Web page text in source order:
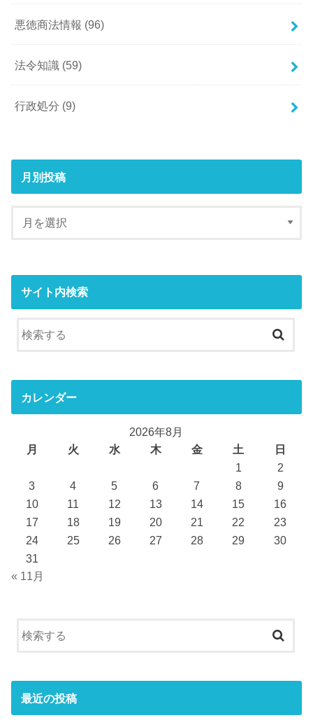
悪徳商法情報 (96)
法令知識 (59)
行政処分 (9)
月別投稿
サイト内検索
カレンダー
2026年8月
月
火 水 木 金 土
日
1
2
3
4 5 6 7 8
9
10
11 12 13 14 15
16
17
18 19 20 21 22
23
24
25 26 27 28 29
30
31
« 11月
最近の投稿